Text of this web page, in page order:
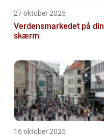
27 oktober 2025
Verdensmarkedet på din
skærm
16 oktober 2025